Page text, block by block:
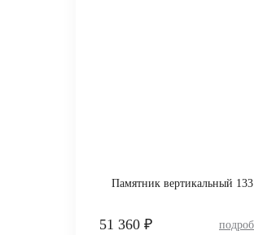
Памятник вертикальный 133
51 360 ₽